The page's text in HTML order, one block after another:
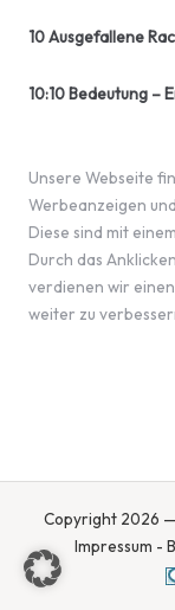
10 Ausgefallene
10:10 Bedeutung –
Unsere Webseite
Werbeanzeigen
Diese sind mit
Durch das
verdienen wir
weiter zu
Copyright 2026
Impressum -